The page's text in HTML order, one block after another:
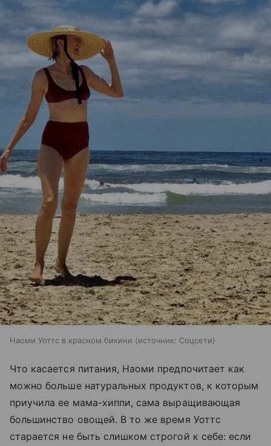
Наоми Уоттс в красном бикини источник: Соцсети
Что касается питания, Наоми предпочитает как
можно больше натуральных продуктов, к которым
приучила ее мама-хиппи, сама выращивающая
большинство овощей. В то же время Уоттс
старается не быть слишком строгой к себе: если